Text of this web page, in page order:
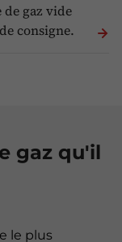
gaz vide
consigne.
gaz qu'il
le plus